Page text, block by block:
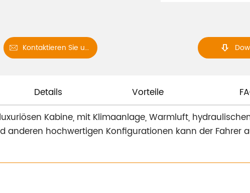
 Kontaktieren Sie uns 
Details Vorteile
Kabine, mit Klimaanlage, Warmluft,
anderen hochwertigen Konfigurationen kann der Fahrer